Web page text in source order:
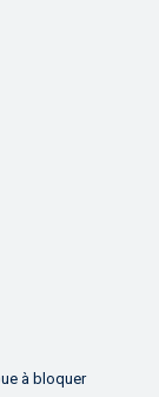
à bloquer